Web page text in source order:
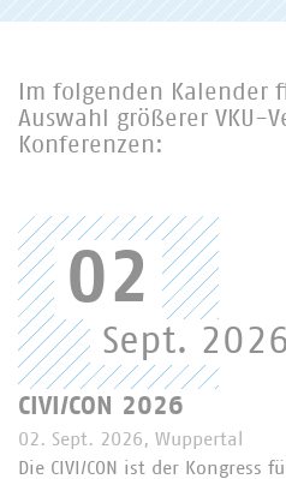
Im folgenden Kalender
Auswahl größerer VKU-
Konferenzen:
02
Sept. 2026
CIVI/CON 2026
02. Sept. 2026, Wuppertal
Die CIVI/CON ist der Kongress